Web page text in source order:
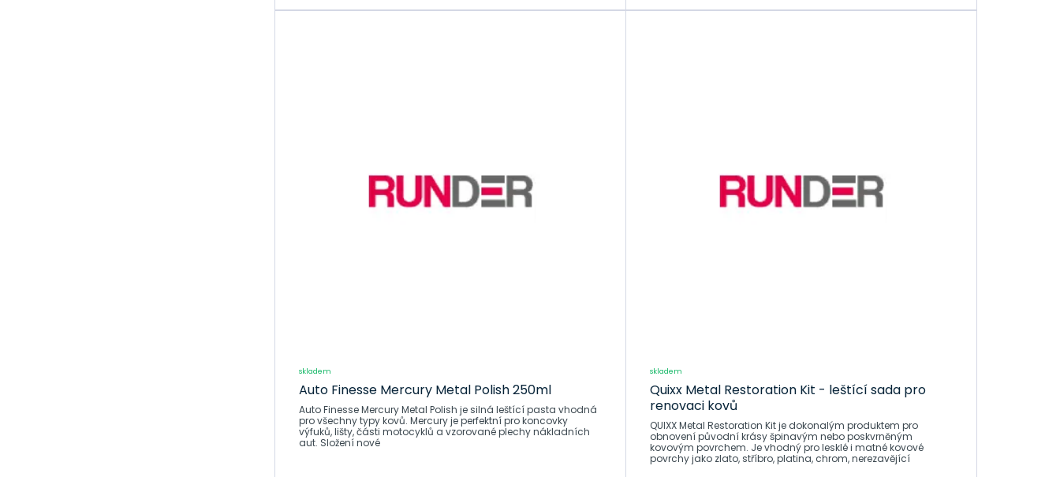
skladem
Auto Finesse Mercury Metal Polish 250ml
Auto Finesse Mercury Metal Polish je silná leštící pasta vhodná
pro všechny typy kovů. Mercury je perfektní pro koncovky
výfuků, lišty, části motocyklů a vzorované plechy nákladních
aut. Složení nové
skladem
Quixx Metal Restoration Kit - leštící sada pro
renovaci kovů
QUIXX Metal Restoration Kit je dokonalým produktem pro
obnovení původní krásy špinavým nebo poskvrněným
kovovým povrchem. Je vhodný pro lesklé i matné kovové
povrchy jako zlato, stříbro, platina, chrom, nerezavějící